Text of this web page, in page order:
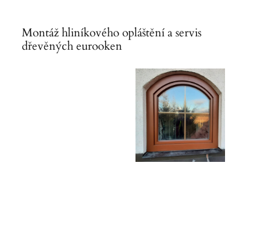
Montáž hliníkového opláštění a servis
dřevěných eurooken